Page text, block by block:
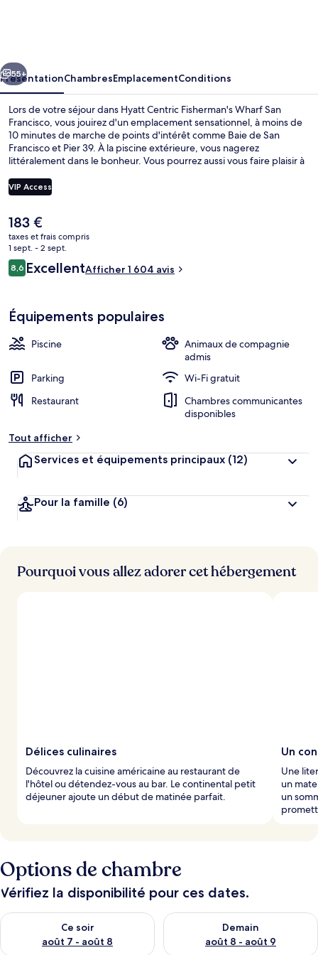
San
Francisco
Suivant
55+
PrésentationChambresEmplacementConditions
Lors de votre séjour dans Hyatt Centric Fisherman's Wharf San
Francisco, vous jouirez d'un emplacement sensationnel, à moins de
10 minutes de marche de points d'intérêt comme Baie de San
Francisco et Pier 39. À la piscine extérieure, vous nagerez
littéralement dans le bonheur. Vous pourrez aussi vous faire plaisir à
déjeuner et le dîner à grand renfort de spécialités Cuisine
américaine. Parmi les autres petits avantages de cet hébergement
salle de fitness. Les autres voyageurs adorent le personnel
attentionné et l'emplacement. Les transports publics se situent à
une courte distance à pied : Arrêt de tram Taylor St & Bay St est à 2
min et Arrêt de tram Jones St and Beach St, à 3 min.
VIP Access
Le
prix
actuel
est
de
183 €
taxes et frais compris
1 sept. - 2 sept.
Avis
voyageurs
8,68,6 sur 10
ExcellentAfficher 1 604 avis
Équipements populaires
Piscine
Animaux de compagnie
admis
Parking
Wi-Fi gratuit
Restaurant
Chambres communicantes
disponibles
Tout afficher
Services et équipements principaux (12)
Pour la famille (6)
Pourquoi vous allez adorer cet hébergement
Délices culinaires
Découvrez la cuisine américaine au restaurant de
l'hôtel ou détendez-vous au bar. Le continental petit
déjeuner ajoute un début de matinée parfait.
Un
Une
un
un
Options de chambre
Vérifiez la disponibilité pour ces dates.
Ce soir
août 7 - août 8
Vérifier la disponibilité pour ce soir août 7 - août 8
Demain
août 8 - août 9
Vérifier la disponibilité pour